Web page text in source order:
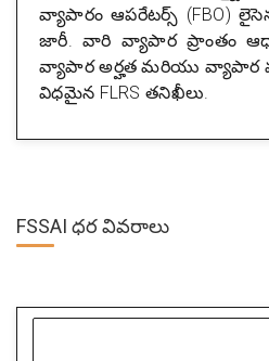
వ్యాపారం ఆపరేటర్స్ (FBO)
జారీ. వారి వ్యాపార ప్రాంతం
వ్యాపార అర్హత మరియు వ్యాపార
విధమైన FLRS తనిఖీలు.
FSSAI ధర వివరాలు